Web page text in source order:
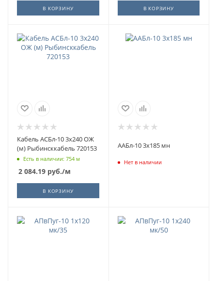
В КОРЗИНУ В КОРЗИНУ
Кабель АСБл-10 3х240 ОЖ
(м) Рыбинсккабель 720153
Есть в наличии: 754 м
2 084.19 руб./м
В КОРЗИНУ
ААБл-10 3x185 мн
Нет в наличии